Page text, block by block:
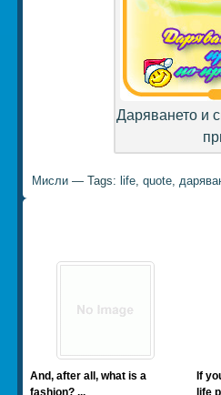
Даряването и
Мисли— Tags: life, quote,
And, after all, what is a
fashion? ...
If
life